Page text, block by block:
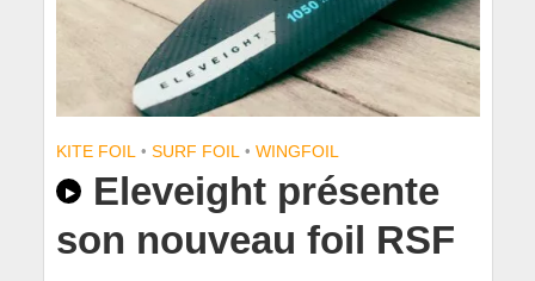
KITE FOIL • SURF FOIL • WINGFOIL
Eleveight présente
son nouveau foil RSF